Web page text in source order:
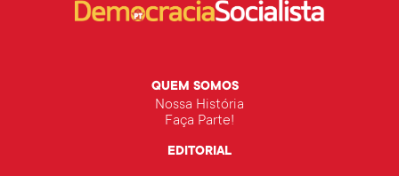
QUEM SOMOS
Nossa História
Faça Parte!
EDITORIAL